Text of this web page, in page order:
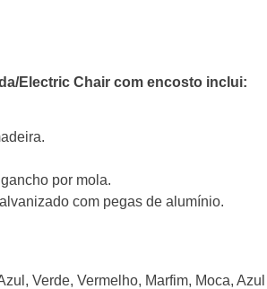
Electric Chair com encosto inclui:
por mola.
com pegas de alumínio.
Verde, Vermelho, Marfim, Moca, Azul